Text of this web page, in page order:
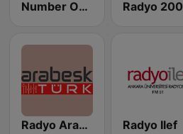
Number One FM
Radyo Arabesk Türk Radyo Ilef